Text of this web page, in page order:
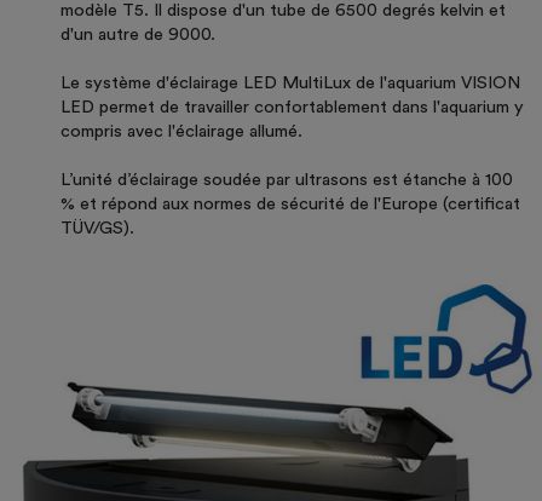
modèle T5. Il dispose d'un tube de 6500 degrés kelvin et
d'un autre de 9000.
Le système d'éclairage LED MultiLux de l'aquarium VISION
LED permet de travailler confortablement dans l'aquarium y
compris avec l'éclairage allumé.
L’unité d’éclairage soudée par ultrasons est étanche à 100
% et répond aux normes de sécurité de l'Europe (certificat
TÜV/GS).